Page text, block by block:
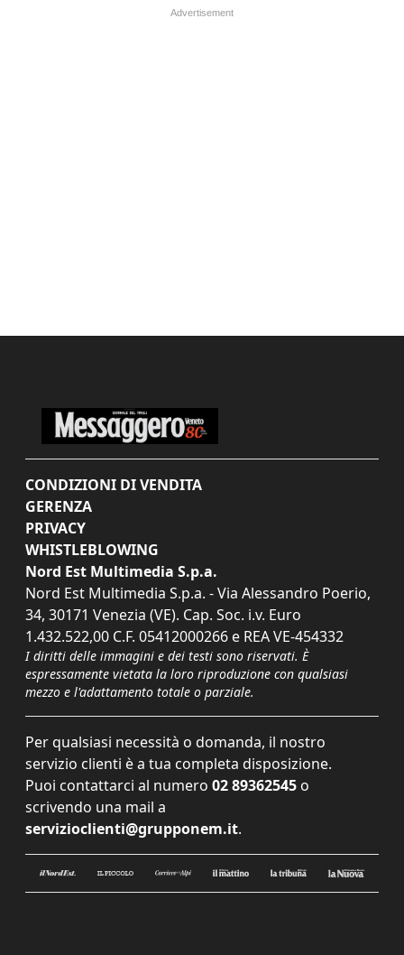
CONDIZIONI DI VENDITA
GERENZA
PRIVACY
WHISTLEBLOWING
Nord Est Multimedia S.p.a.
Nord Est Multimedia S.p.a. - Via Alessandro Poerio,
34, 30171 Venezia (VE). Cap. Soc. i.v. Euro
1.432.522,00 C.F. 05412000266 e REA VE-454332
I diritti delle immagini e dei testi sono riservati. È
espressamente vietata la loro riproduzione con qualsiasi
mezzo e l'adattamento totale o parziale.
Per qualsiasi necessità o domanda, il nostro
servizio clienti è a tua completa disposizione.
Puoi contattarci al numero 02 89362545 o
scrivendo una mail a
servizioclienti@grupponem.it.